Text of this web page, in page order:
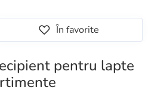
În favorite
pentru lapte